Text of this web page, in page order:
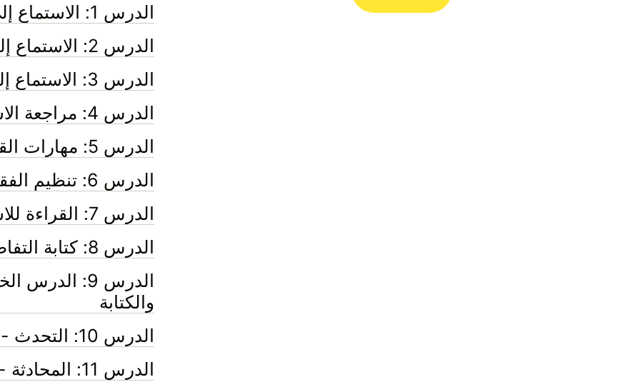
الدرس 1: الاستماع إلى الفكرة الرئيسية
الدرس 2: الاستماع إلى التفاصيل الداعمة
الدرس 3: الاستماع إلى الحقائق والآراء
الدرس 4: مراجعة الاستماع
الدرس 5: مهارات القراءة
الدرس 6: تنظيم الفقرات
الدرس 7: القراءة للاستيعاب والفهم
الدرس 8: كتابة التفاصيل الداعمة
الدرس 9:
والكتابة
الدرس 10: التحدث - التوضيح والتأكيد
الدرس 11: المحادثة - لغة التعبير عن الرأي